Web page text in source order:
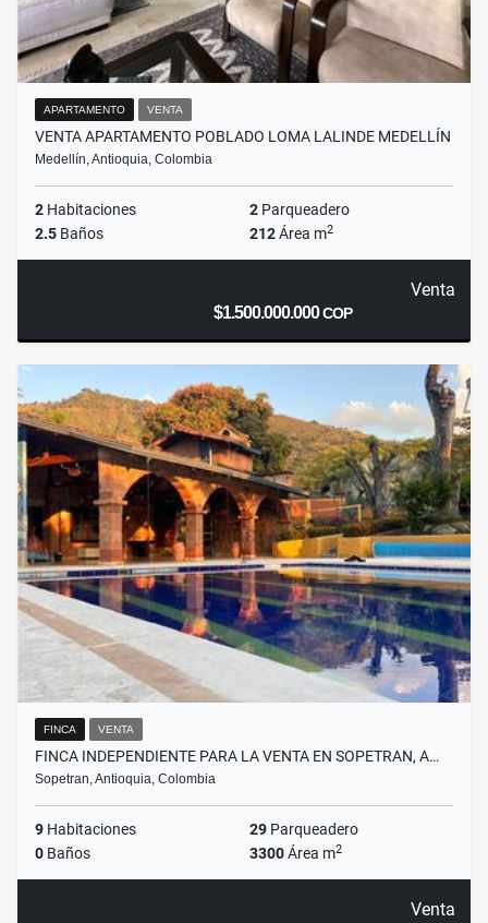
APARTAMENTO VENTA
VENTA APARTAMENTO POBLADO LOMA LALINDE MEDELLÍN
Medellín, Antioquia, Colombia
2 Habitaciones 2 Parqueadero
2.5 Baños 212Área m2
Venta
$1.500.000.000COP
FINCA VENTA
FINCA INDEPENDIENTE PARA LA VENTA EN SOPETRAN, A…
Sopetran, Antioquia, Colombia
9 Habitaciones 29 Parqueadero
0 Baños 3300Área m2
Venta